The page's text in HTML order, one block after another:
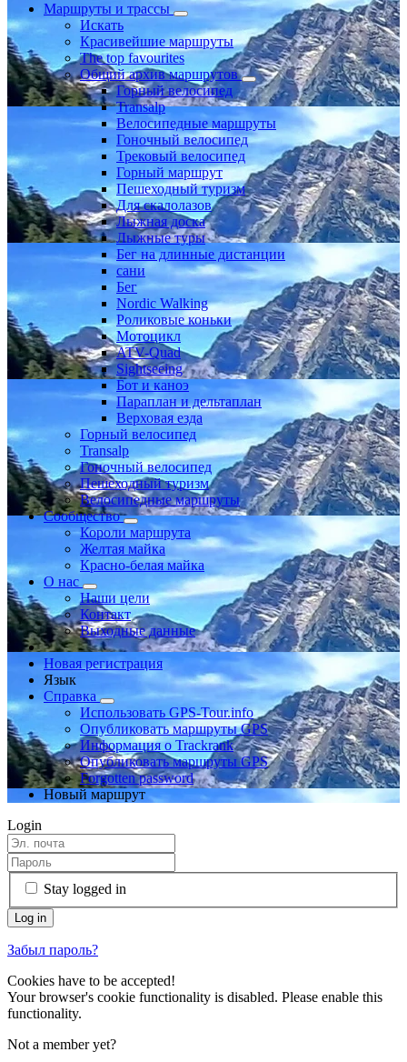
Маршруты и трассы
Искать
Красивейшие маршруты
The top favourites
Общий архив маршрутов
Горный велосипед
Transalp
Велосипедные маршруты
Гоночный велосипед
Трековый велосипед
Горный маршрут
Пешеходный туризм
Для скалолазов
Лыжная доска
Лыжные туры
Бег на длинные дистанции
сани
Бег
Nordic Walking
Роликовые коньки
Мотоцикл
ATV-Quad
Sightseeing
Бот и каноэ
Параплан и дельтаплан
Верховая езда
Горный велосипед
Transalp
Гоночный велосипед
Пешеходный туризм
Велосипедные маршруты
Сообщество
Короли маршрута
Желтая майка
Красно-белая майка
О нас
Наши цели
Контакт
Выходные данные
Новая регистрация
Язык
Справка
Использовать GPS-Tour.info
Опубликовать маршруты GPS
Информация о Trackrank
Опубликовать маршруты GPS
Forgotten password
Новый маршрут
Login
Stay logged in
Забыл пароль?
Cookies have to be accepted!
Your browser's cookie functionality is disabled. Please enable this
functionality.
Not a member yet?